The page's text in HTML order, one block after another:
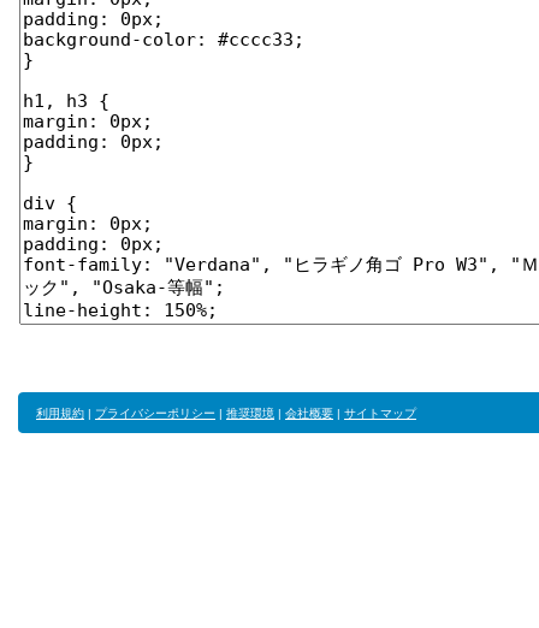
利用規約 | プライバシーポリシー | 推奨環境 | 会社概要 | サイトマップ